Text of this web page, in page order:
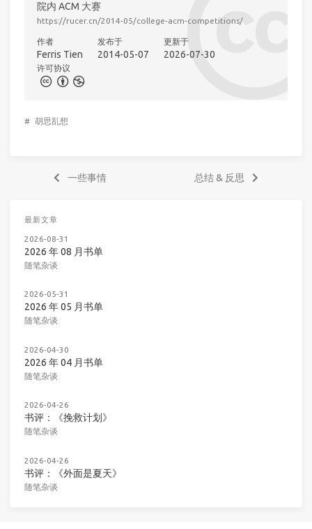
院内 ACM 大赛
https://rucer.cn/2014-05/college-acm-competitions/
作者
Ferris Tien
发布于
2014-05-07
更新于
2026-07-30
许可协议
# 胡思乱想
一些事情 总结 & 反思
最新文章
2026-08-31
2026 年 08 月书单
随笔杂谈
2026-05-31
2026 年 05 月书单
随笔杂谈
2026-04-30
2026 年 04 月书单
随笔杂谈
2026-04-26
书评：《挽救计划》
随笔杂谈
2026-04-26
书评：《外面是夏天》
随笔杂谈